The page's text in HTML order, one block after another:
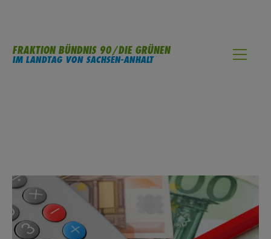
FRAKTION BÜNDNIS 90/DIE GRÜNEN
IM LANDTAG VON SACHSEN-ANHALT